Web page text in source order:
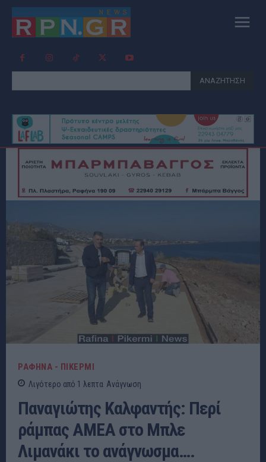
ΑΝΑΖΗΤΗΣΗ
ΡΑΦΗΝΑ - ΠΙΚΕΡΜΙ
Λιγότερο από 1 λεπτα Ανάγνωση
Παναγιώτης Καλφαντής: Περί
ράμπας ΑΜΕΑ στο Μπλε
Λιμανάκι το ανάγνωσμα….